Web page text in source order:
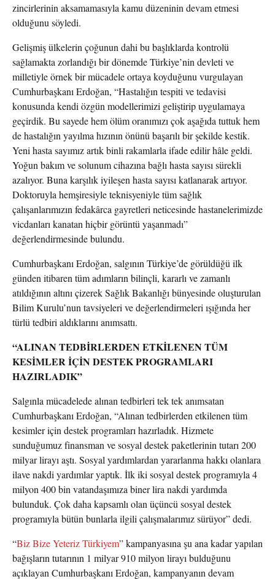
zincirlerinin aksamamasıyla kamu düzeninin devam etmesi
olduğunu söyledi.
Gelişmiş ülkelerin çoğunun dahi bu başlıklarda kontrolü
sağlamakta zorlandığı bir dönemde Türkiye’nin devleti ve
milletiyle örnek bir mücadele ortaya koyduğunu vurgulayan
Cumhurbaşkanı Erdoğan, “Hastalığın tespiti ve tedavisi
konusunda kendi özgün modellerimizi geliştirip uygulamaya
geçirdik. Bu sayede hem ölüm oranımızı çok aşağıda tuttuk hem
de hastalığın yayılma hızının önünü başarılı bir şekilde kestik.
Yeni hasta sayımız artık binli rakamlarla ifade edilir hâle geldi.
Yoğun bakım ve solunum cihazına bağlı hasta sayısı sürekli
azalıyor. Buna karşılık iyileşen hasta sayısı katlanarak artıyor.
Doktoruyla hemşiresiyle teknisyeniyle tüm sağlık
çalışanlarımızın fedakârca gayretleri neticesinde hastanelerimizde
vicdanları kanatan hiçbir görüntü yaşanmadı”
değerlendirmesinde bulundu.
Cumhurbaşkanı Erdoğan, salgının Türkiye’de görüldüğü ilk
günden itibaren tüm adımların bilinçli, kararlı ve zamanlı
atıldığının altını çizerek Sağlık Bakanlığı bünyesinde oluşturulan
Bilim Kurulu’nun tavsiyeleri ve değerlendirmeleri ışığında her
türlü tedbiri aldıklarını anımsattı.
“ALINAN TEDBİRLERDEN ETKİLENEN TÜM
KESİMLER İÇİN DESTEK PROGRAMLARI
HAZIRLADIK”
Salgınla mücadelede alınan tedbirleri tek tek anımsatan
Cumhurbaşkanı Erdoğan, “Alınan tedbirlerden etkilenen tüm
kesimler için destek programları hazırladık. Hizmete
sunduğumuz finansman ve sosyal destek paketlerinin tutarı 200
milyar lirayı aştı. Sosyal yardımlardan yararlanma hakkı olanlara
ilave nakdi yardımlar yaptık. İlk iki sosyal destek programıyla 4
milyon 400 bin vatandaşımıza biner lira nakdi yardımda
bulunduk. Çok daha kapsamlı olan üçüncü sosyal destek
programıyla bütün bunlarla ilgili çalışmalarımız sürüyor” dedi.
“Biz Bize Yeteriz Türkiyem” kampanyasına şu ana kadar yapılan
bağışların tutarının 1 milyar 910 milyon lirayı bulduğunu
açıklayan Cumhurbaşkanı Erdoğan, kampanyanın devam